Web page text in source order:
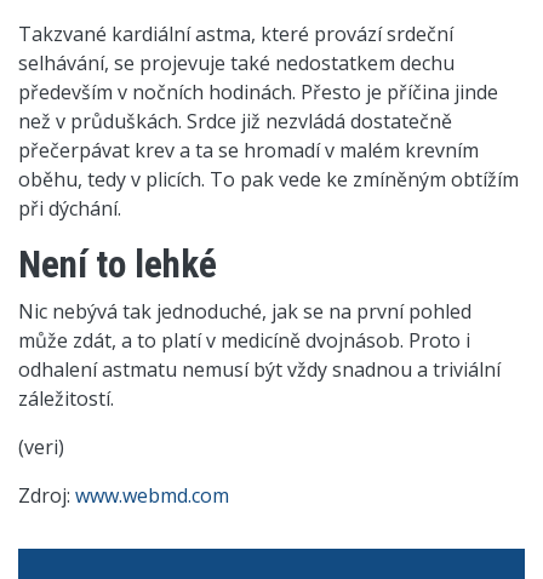
Takzvané kardiální astma, které provází srdeční
selhávání, se projevuje také nedostatkem dechu
především v nočních hodinách. Přesto je příčina jinde
než v průduškách. Srdce již nezvládá dostatečně
přečerpávat krev a ta se hromadí v malém krevním
oběhu, tedy v plicích. To pak vede ke zmíněným obtížím
při dýchání.
Není to lehké
Nic nebývá tak jednoduché, jak se na první pohled
může zdát, a to platí v medicíně dvojnásob. Proto i
odhalení astmatu nemusí být vždy snadnou a triviální
záležitostí.
(veri)
Zdroj: www.webmd.com